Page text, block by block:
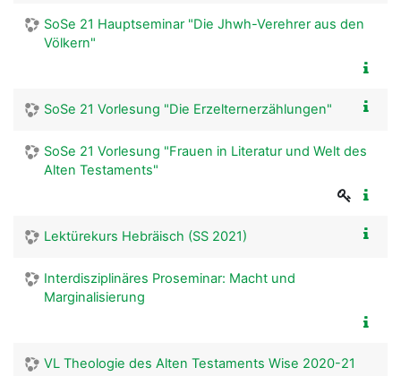
SoSe 21 Hauptseminar "Die Jhwh-Verehrer aus den
Völkern"
SoSe 21 Vorlesung "Die Erzelternerzählungen"
SoSe 21 Vorlesung "Frauen in Literatur und Welt des
Alten Testaments"
Lektürekurs Hebräisch (SS 2021)
Interdisziplinäres Proseminar: Macht und
Marginalisierung
VL Theologie des Alten Testaments Wise 2020-21